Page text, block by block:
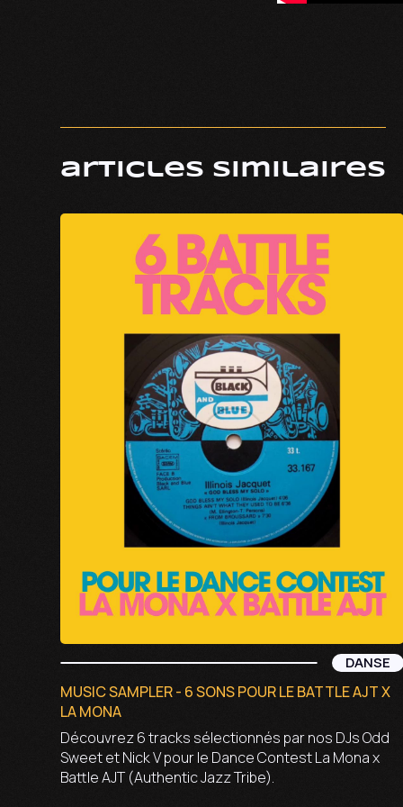
articles similaires
DANSE
MUSIC SAMPLER - 6 SONS POUR LE BATTLE AJT X
LA MONA
Découvrez 6 tracks sélectionnés par nos DJs Odd
Sweet et Nick V pour le Dance Contest La Mona x
Battle AJT (Authentic Jazz Tribe).